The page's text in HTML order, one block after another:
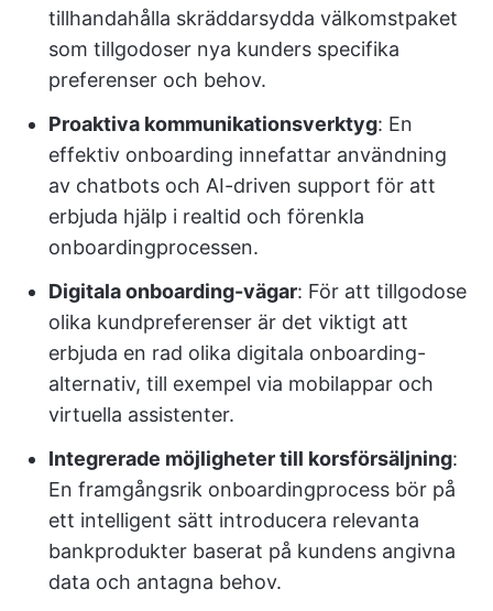
tillhandahålla skräddarsydda välkomstpaket
som tillgodoser nya kunders specifika
preferenser och behov.
Proaktiva kommunikationsverktyg: En
effektiv onboarding innefattar användning
av chatbots och AI-driven support för att
erbjuda hjälp i realtid och förenkla
onboardingprocessen.
Digitala onboarding-vägar: För att tillgodose
olika kundpreferenser är det viktigt att
erbjuda en rad olika digitala onboarding-
alternativ, till exempel via mobilappar och
virtuella assistenter.
Integrerade möjligheter till korsförsäljning:
En framgångsrik onboardingprocess bör på
ett intelligent sätt introducera relevanta
bankprodukter baserat på kundens angivna
data och antagna behov.